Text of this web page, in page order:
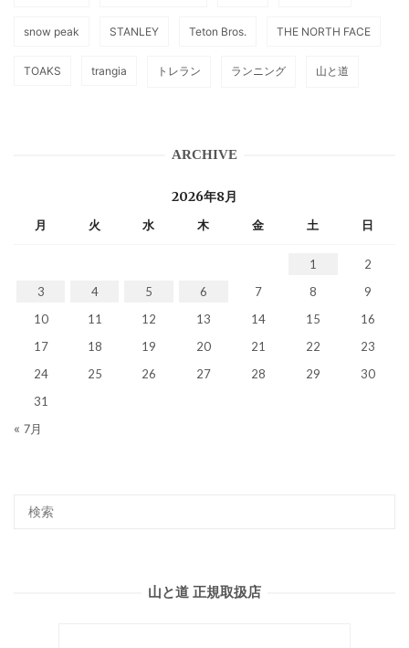
snow peak STANLEY Teton Bros. THE NORTH FACE
TOAKS trangia トレラン ランニング 山と道
ARCHIVE
2026年8月
月 火 水 木 金 土 日
1
2
3
4 5 6 7 8
9
10
11 12 13 14 15
16
17
18 19 20 21 22
23
24
25 26 27 28 29
30
31
« 7月
山と道 正規取扱店